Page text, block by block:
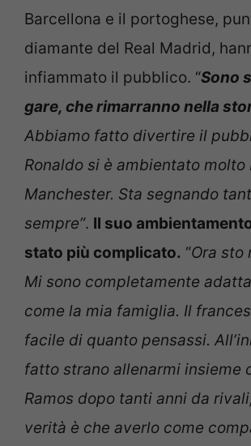
Barcellona e il portoghese,
diamante del Real Madrid,
infiammato il pubblico. “Sono
gare, che rimarranno nella
Abbiamo fatto divertire il
Ronaldo si è ambientato molto
Manchester. Sta segnando
sempre”. Il suo
stato più complicato. “Ora sto
Mi sono completamente
come la mia famiglia. Il
facile di quanto pensassi.
fatto strano allenarmi insieme
Ramos dopo tanti anni da
verità è che averlo come